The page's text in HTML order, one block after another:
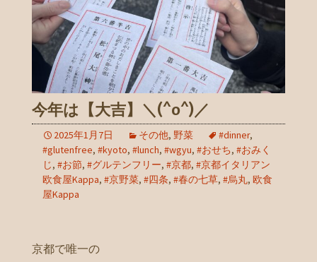
今年は【大吉】＼(^o^)／
2025年1月7日 その他, 野菜 #dinner,
#glutenfree, #kyoto, #lunch, #wgyu, #おせち, #おみく
じ, #お節, #グルテンフリー, #京都, #京都イタリアン
欧食屋Kappa, #京野菜, #四条, #春の七草, #烏丸, 欧食
屋Kappa
京都で唯一の